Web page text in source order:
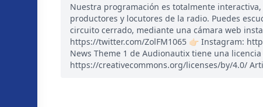
Nuestra programación es totalmente
productores y locutores de la radio. Puedes
circuito cerrado, mediante una cámara web
https://twitter.com/ZolFM1065 👉🏻 Instagram:
News Theme 1 de Audionautix tiene una
https://creativecommons.org/licenses/by/4.0/